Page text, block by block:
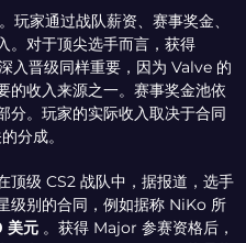
玩家通过战队薪资、赛事奖金、
。对于顶尖选手而言，获得
入晋级同样重要，因为 Valve 的
的收入来源之一。赛事奖金池依
分。玩家的实际收入取决于合同
分成。
顶级 CS2 战队中，据报道，选手
级别的合同，例如据称 NiKo 所
美元 。获得 Major 参赛资格后，